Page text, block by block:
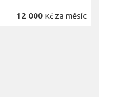
12 000 Kč za měsíc